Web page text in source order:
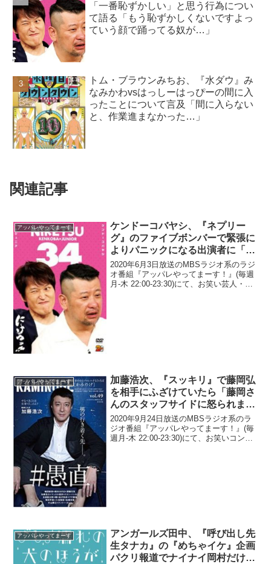
「一番恥ずかしい」と思う行為につい
て語る「もう恥ずかしくないですよっ
ていう顔で踊ってる奴が…」
トム・ブラウンみちお、『水ダウ』み
なみかわvsはっしーはっぴーの間に入
ったことについて言及「間に入らない
と、作業進まなかった…」
関連記事
アッパレやってまーす
ケンドーコバヤシ、『ネプリー
グ』のファイブボンバーで緊張に
よりパニックになる出演者に「間
違いはいい、ただ、心を揺らがせ
るな」と思うと語る
2020年6月3日放送のMBSラジオ系のラジ
オ番組『アッパレやってまーす！』(毎週
月-木 22:00-23:30)にて、お笑い芸人・ケ
アッパレやってまーす
加藤浩次、『スッキリ』で藤岡弘
を相手にふざけていたら「藤岡さ
んのスタッフサイドに怒られまし
た」と告白「周りのスタッフはそ
の『もう一歩』は許さなかったね
(笑)」
2020年9月24日放送のMBSラジオ系のラ
ジオ番組『アッパレやってまーす！』(毎
週月-木 22:00-23:30)にて、お笑いコン
アッパレやってまーす
アンガールズ田中、『呼び出し先
生タナカ』の『めちゃイケ』企画
パクリ報道でナイナイ岡村だけで